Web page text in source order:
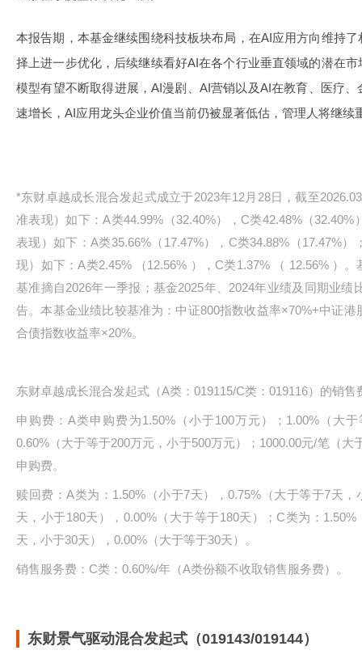
本报告期，本基金继续围绕科技板块布局，在AI应用方向维持
择上进一步优化，后续继续看好AI在各个行业垂直领域的潜在
模型有望不断取得进展，AI漫剧、AI营销以及AI在教育、医疗
速增长，AI应用龙头企业价值当前仍被显著低估，管理人将继续
*东财卓越成长混合发起式成立于2023年12月28日，截至
准表现）如下：A类44.99%（32.40%），C类42.48%（
表现）如下：A类35.66%（17.47%），C类34.88%（17.47%
现）如下：A类2.45% （12.56% ），C类1.37% （ 12.56% ）
基准摘自2026年一季报；基金2025年、2024年业绩及同期业绩
告。本基金业绩比较基准为：中证800指数收益率×70%+中证
合债指数收益率×20%。
东财卓越成长混合发起式（A类：019115/C类：019116）的销售
申购费：A类申购费为1.50%（小于100万元）；1.00%（大
0.60%（大于等于200万元，小于500万元）；1000.00元/笔（大
申购费。
赎回费：A类为：1.50%（小于7天），0.75%（大于等于7天
天，小于180天），0.00%（大于等于180天）；C类为：
天，小于30天），0.00%（大于等于30天）。
销售服务费：C类：0.60%/年（A类份额不收取销售服务费）。
东财景气驱动混合发起式（019143/019144）